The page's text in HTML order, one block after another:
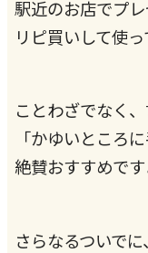
駅近のお店でプ
リピ買いして使っ
ことわざでなく
「かゆいところ
絶賛おすすめです
さらなるついでに